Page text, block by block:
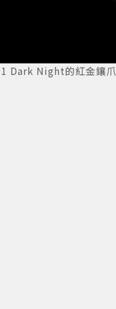
Dark Night的紅金鑲